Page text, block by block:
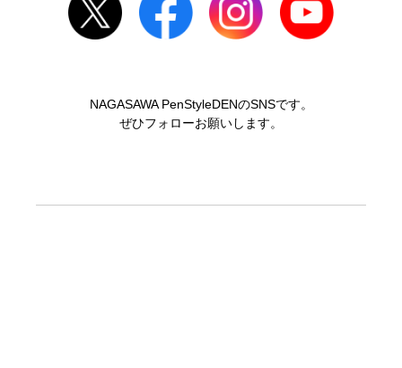
NAGASAWA PenStyleDENのSNSです。
ぜひフォローお願いします。